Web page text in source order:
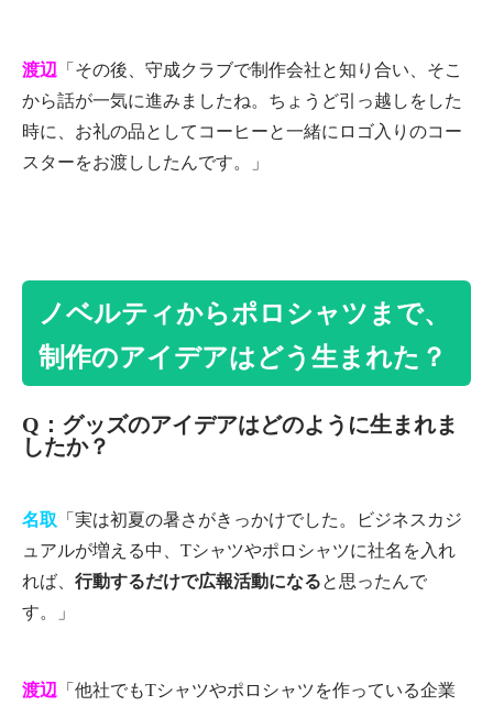
渡辺 「その後、守成クラブで制作会社と知り合い、そこ
から話が一気に進みましたね。ちょうど引っ越しをした
時に、お礼の品としてコーヒーと一緒にロゴ入りのコー
スターをお渡ししたんです。」
ノベルティからポロシャツまで、
制作のアイデアはどう生まれた？
Q：グッズのアイデアはどのように生まれま
したか？
名取 「実は初夏の暑さがきっかけでした。ビジネスカジ
ュアルが増える中、Tシャツやポロシャツに社名を入れ
れば、 行動するだけで広報活動になると思ったんで
す。」
渡辺 「他社でもTシャツやポロシャツを作っている企業